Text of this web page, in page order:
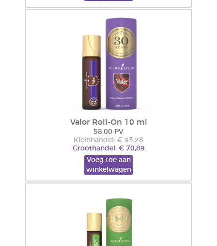
Valor Roll-On 10 ml
58.00 PV
Kleinhandel: € 93,28
Groothandel: € 70,89
Voeg toe aan
winkelwagen